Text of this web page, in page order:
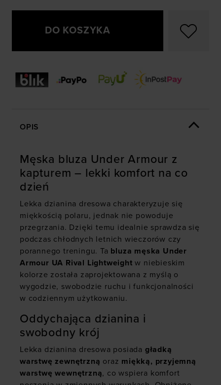
DO KOSZYKA
OPIS
Męska bluza Under Armour z
kapturem – lekki komfort na co
dzień
Lekka dzianina dresowa charakteryzuje się
miękkością polaru, jednak nie powoduje
przegrzania. Dzięki temu idealnie sprawdza się
podczas chłodnych letnich wieczorów czy
porannego treningu. Ta bluza męska Under
Armour UA Rival Lightweight w niebieskim
kolorze została zaprojektowana z myślą o
wygodzie, swobodzie ruchu i funkcjonalności
w codziennym użytkowaniu.
Oddychająca dzianina i
swobodny krój
Lekka dzianina dresowa posiada gładką
warstwę zewnętrzną oraz miękką, przyjemną
warstwę wewnętrzną, co wspiera komfort